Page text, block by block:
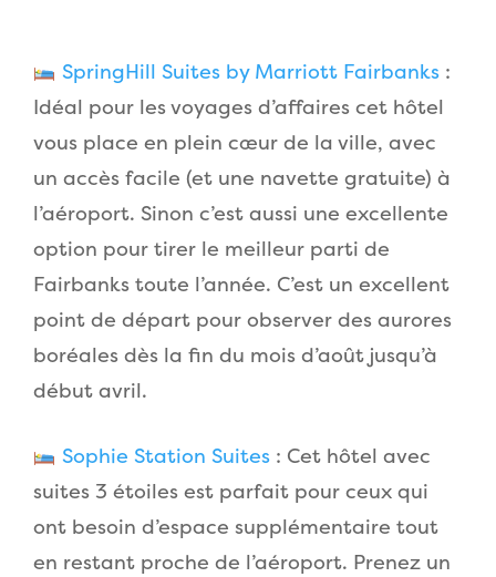
SpringHill Suites by Marriott Fairbanks:
Idéal pour les voyages d’affaires cet hôtel
vous place en plein cœur de la ville, avec
un accès facile (et une navette gratuite) à
l’aéroport. Sinon c’est aussi une excellente
option pour tirer le meilleur parti de
Fairbanks toute l’année. C’est un excellent
point de départ pour observer des aurores
boréales dès la fin du mois d’août jusqu’à
début avril.
Sophie Station Suites: Cet hôtel avec
suites 3 étoiles est parfait pour ceux qui
ont besoin d’espace supplémentaire tout
en restant proche de l’aéroport. Prenez un